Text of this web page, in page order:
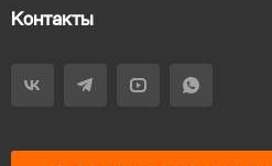
Контакты